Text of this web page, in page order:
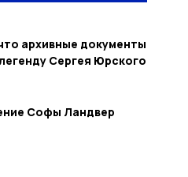
архивные документы
Сергея Юрского
Софы Ландвер